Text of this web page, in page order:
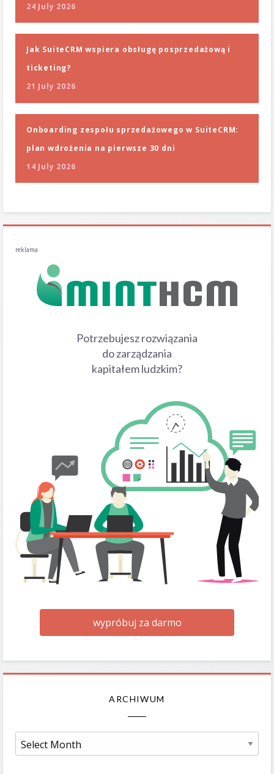
24 July 2026
Jak SuiteCRM wspiera obsługę posprzedażową i
ticketing?
21 July 2026
Onboarding zespołu sprzedażowego w SuiteCRM:
plan wdrożenia na pierwsze 30 dni
14 July 2026
reklama
Potrzebujesz rozwiązania
do zarządzania
kapitałem ludzkim?
wypróbuj za darmo
ARCHIWUM
Archiwum